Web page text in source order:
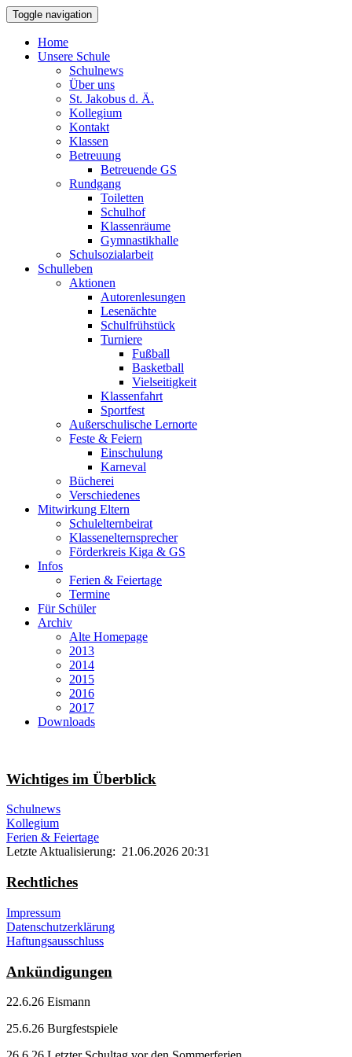
Toggle navigation
Home
Unsere Schule
Schulnews
Über uns
St. Jakobus d. Ä.
Kollegium
Kontakt
Klassen
Betreuung
Betreuende GS
Rundgang
Toiletten
Schulhof
Klassenräume
Gymnastikhalle
Schulsozialarbeit
Schulleben
Aktionen
Autorenlesungen
Lesenächte
Schulfrühstück
Turniere
Fußball
Basketball
Vielseitigkeit
Klassenfahrt
Sportfest
Außerschulische Lernorte
Feste & Feiern
Einschulung
Karneval
Bücherei
Verschiedenes
Mitwirkung Eltern
Schulelternbeirat
Klassenelternsprecher
Förderkreis Kiga & GS
Infos
Ferien & Feiertage
Termine
Für Schüler
Archiv
Alte Homepage
2013
2014
2015
2016
2017
Downloads
Wichtiges im Überblick
Schulnews
Kollegium
Ferien & Feiertage
Letzte Aktualisierung: 21.06.2026 20:31
Rechtliches
Impressum
Datenschutzerklärung
Haftungsausschluss
Ankündigungen
22.6.26 Eismann
25.6.26 Burgfestspiele